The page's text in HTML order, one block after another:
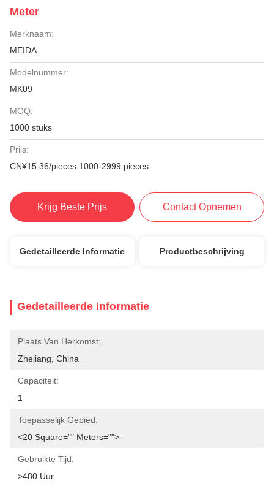
Meter
Merknaam:
MEIDA
Modelnummer:
MK09
MOQ:
1000 stuks
Prijs:
CN¥15.36/pieces 1000-2999 pieces
Krijg Beste Prijs Contact Opnemen
Gedetailleerde Informatie Productbeschrijving
Gedetailleerde Informatie
Plaats Van Herkomst:
Zhejiang, China
Capaciteit:
1
Toepasselijk Gebied:
<20 Square="" Meters="">
Gebruikte Tijd:
>480 Uur